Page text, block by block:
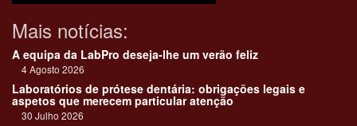
Mais notícias:
A equipa da LabPro deseja-lhe um verão feliz
4 Agosto 2026
Laboratórios de prótese dentária: obrigações legais e
aspetos que merecem particular atenção
30 Julho 2026